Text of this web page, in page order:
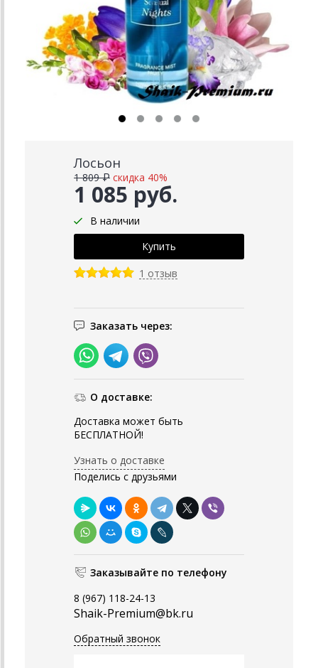
Лосьон
1 085 руб.
1 809 ₽ скидка 40%
В наличии
1 отзыв
Заказать через:
О доставке:
Доставка может быть
БЕСПЛАТНОЙ!
Узнать о доставке
Поделись с друзьями
Заказывайте по телефону
8 (967) 118-24-13
Shaik-Premium@bk.ru
Обратный звонок